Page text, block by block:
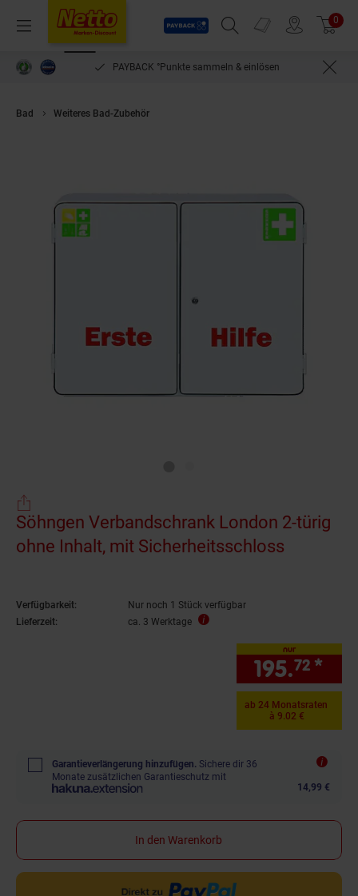
Menü
Payback
Suchfeld einblenden
Prospekte 0
PAYBACK °Punkte sammeln & einlösen
Bad Weiteres Bad-Zubehör
Söhngen Verbandschrank London 2-türig
ohne Inhalt, mit Sicherheitsschloss
Verfügbarkeit:
Nur noch 1 Stück verfügbar
Lieferzeit:
ca. 3 Werktage
nur
195.72 *
ab 24 Monatsraten
à 9.02 €
Garantieverlängerung hinzufügen. Sichere dir 36
Monate zusätzlichen Garantieschutz mit
14,99 €
In den Warenkorb